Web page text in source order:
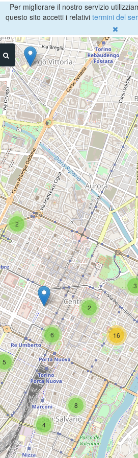
Per migliorare il nostro servizio
questo sito accetti i relativi termini del
2
8
16
3
4
6
5
2